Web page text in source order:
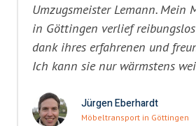
Umzugsmeister Lemann. Mein
in Göttingen verlief
dank ihres erfahrenen und
Ich kann sie nur wärmstens
Jürgen Eberhardt
Möbeltransport in Göttingen